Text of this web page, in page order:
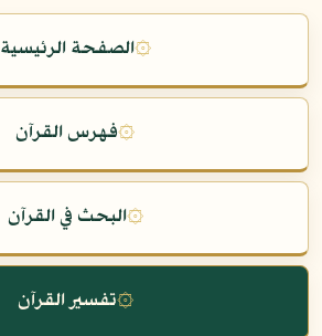
۞الصفحة الرئيسية
۞فهرس القرآن
۞البحث في القرآن
۞تفسير القرآن